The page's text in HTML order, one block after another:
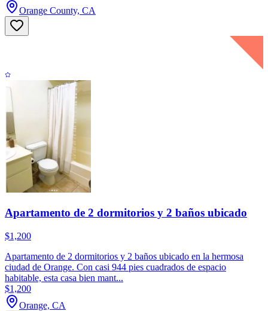
Orange County, CA
Apartamento de 2 dormitorios y 2 baños ubicado
$1,200
Apartamento de 2 dormitorios y 2 baños ubicado en la hermosa
ciudad de Orange. Con casi 944 pies cuadrados de espacio
habitable, esta casa bien mant...
$1,200
Orange, CA